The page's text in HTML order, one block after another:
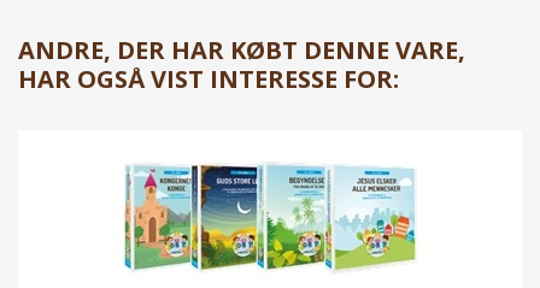
ANDRE, DER HAR KØBT DENNE VARE,
HAR OGSÅ VIST INTERESSE FOR: